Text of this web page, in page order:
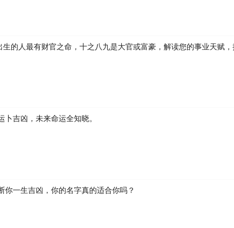
的人最有财官之命，十之八九是大官或富豪，解读您的事业天赋，
吉凶，未来命运全知晓。
你一生吉凶，你的名字真的适合你吗？